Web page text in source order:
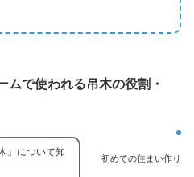
ムで使われる吊木の役割・
初めての住まい作り
』について知